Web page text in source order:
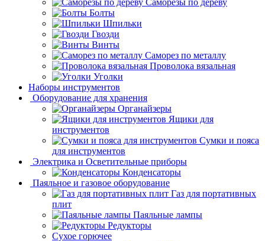
Саморезы по дереву
Болты
Шпильки
Гвозди
Винты
Саморез по металлу
Проволока вязальная
Уголки
Наборы инструментов
Оборудование для хранения
Органайзеры
Ящики для
инструментов
Сумки и пояса
для инструментов
Электрика и Осветительные приборы
Конденсаторы
Паяльное и газовое оборудование
Газ для портативных
плит
Паяльные лампы
Редукторы
Сухое горючее